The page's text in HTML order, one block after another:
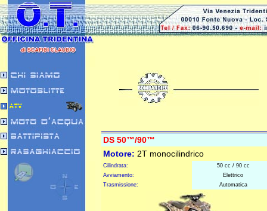
DS 50™/90™
Motore: 2T monocilindrico
Cilindrata:
50 cc / 90 cc
Avviamento:
Elettrico
Trasmissione:
Automatica